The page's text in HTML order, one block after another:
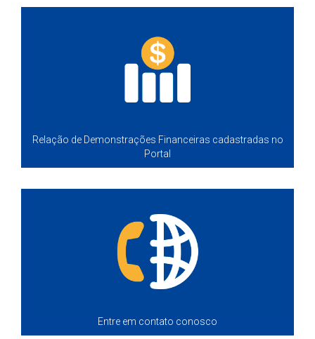
Relação de Demonstrações Financeiras cadastradas no
Portal
Entre em contato conosco